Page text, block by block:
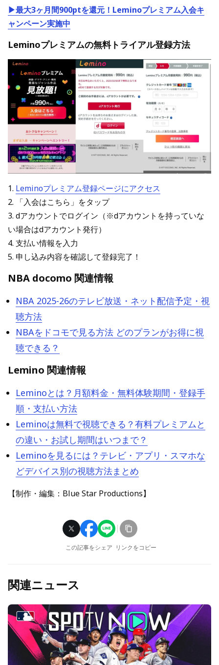
▶最大3ヶ月間900ptを還元！Leminoプレミアム入会キ
ャンペーン実施中
Leminoプレミアムの無料トライアル登録方法
1. Leminoプレミアム登録ページにアクセス
2. 「入会はこちら」をタップ
3. dアカウントでログイン（※dアカウントを持っていな
い場合はdアカウント発行）
4. 支払い情報を入力
5. 申し込み内容を確認して登録完了！
NBA docomo 関連情報
NBA 2025-26のテレビ放送・ネット配信予定・視
聴方法
NBAをドコモで見る方法 どのプランがお得に視
聴できる？
Lemino 関連情報
Leminoとは？月額料金・無料体験期間・登録手
順・支払い方法
Leminoは無料で視聴できる？有料プレミアムと
の違い・お試し期間はいつまで？
Leminoを見るには？テレビ・アプリ・スマホな
どデバイス別の視聴方法まとめ
【制作・編集：Blue Star Productions】
この記事をシェア リンクをコピー
関連ニュース